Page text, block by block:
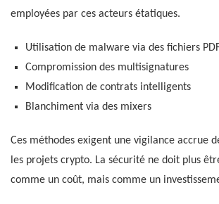
employées par ces acteurs étatiques.
Utilisation de malware via des fichiers
Compromission des multisignatures
Modification de contrats intelligents
Blanchiment via des mixers
Ces méthodes exigent une vigilance accrue
les projets crypto. La sécurité ne doit plus
comme un coût, mais comme un